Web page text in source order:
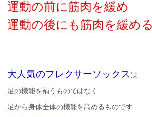
運動の前に筋肉を緩め
運動の後にも筋肉を緩める
大人気のフレクサーソックス は
足の機能を補うものではなく
足から身体全体の機能を高めるものです